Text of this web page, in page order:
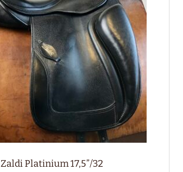
Zaldi Platinium 17,5”/32